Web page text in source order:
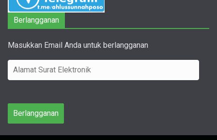
Berlangganan
Masukkan Email Anda untuk berlangganan
l
m
t
Berlangganan